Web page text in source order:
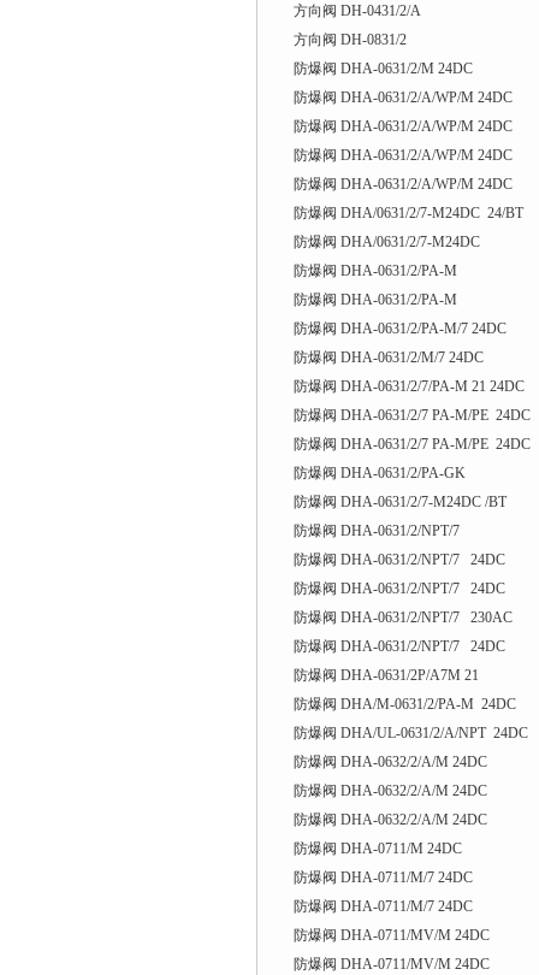
方向阀 DH-0431/2/A
方向阀 DH-0831/2
防爆阀 DHA-0631/2/M 24DC
防爆阀 DHA-0631/2/A/WP/M 24DC
防爆阀 DHA-0631/2/A/WP/M 24DC
防爆阀 DHA-0631/2/A/WP/M 24DC
防爆阀 DHA-0631/2/A/WP/M 24DC
防爆阀 DHA/0631/2/7-M24DC 24/BT
防爆阀 DHA/0631/2/7-M24DC
防爆阀 DHA-0631/2/PA-M
防爆阀 DHA-0631/2/PA-M
防爆阀 DHA-0631/2/PA-M/7 24DC
防爆阀 DHA-0631/2/M/7 24DC
防爆阀 DHA-0631/2/7/PA-M 21 24DC
防爆阀 DHA-0631/2/7 PA-M/PE 24DC
防爆阀 DHA-0631/2/7 PA-M/PE 24DC
防爆阀 DHA-0631/2/PA-GK
防爆阀 DHA-0631/2/7-M24DC /BT
防爆阀 DHA-0631/2/NPT/7
防爆阀 DHA-0631/2/NPT/7 24DC
防爆阀 DHA-0631/2/NPT/7 24DC
防爆阀 DHA-0631/2/NPT/7 230AC
防爆阀 DHA-0631/2/NPT/7 24DC
防爆阀 DHA-0631/2P/A7M 21
防爆阀 DHA/M-0631/2/PA-M 24DC
防爆阀 DHA/UL-0631/2/A/NPT 24DC
防爆阀 DHA-0632/2/A/M 24DC
防爆阀 DHA-0632/2/A/M 24DC
防爆阀 DHA-0632/2/A/M 24DC
防爆阀 DHA-0711/M 24DC
防爆阀 DHA-0711/M/7 24DC
防爆阀 DHA-0711/M/7 24DC
防爆阀 DHA-0711/MV/M 24DC
防爆阀 DHA-0711/MV/M 24DC